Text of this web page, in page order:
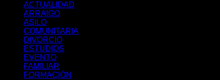
ACTUALIDAD
ARRAIGO
ASILO
COMUNITARIA
DIVORCIO
ESTUDIOS
EVENTO
FAMILIAR
FORMACIÓN